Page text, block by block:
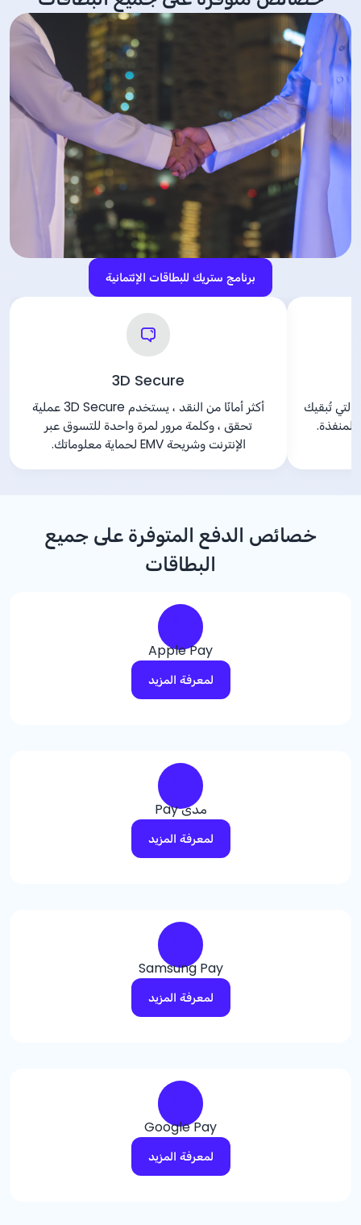
برنامج ستريك للبطاقات الإئتمانية
خدمة مجانيّة عبر الرسائل القصيرة SMS التي تُبقيك
3D Secure
أكثر أمانًا من النقد ، يستخدم 3D Secure عملية
تحقق ، وكلمة مرور لمرة واحدة للتسوق عبر
الإنترنت وشريحة EMV لحماية معلوماتك.
خصائص الدفع المتوفرة على جميع
البطاقات
Apple Pay
لمعرفة المزيد
مدى Pay
لمعرفة المزيد
Samsung Pay
لمعرفة المزيد
Google Pay
لمعرفة المزيد